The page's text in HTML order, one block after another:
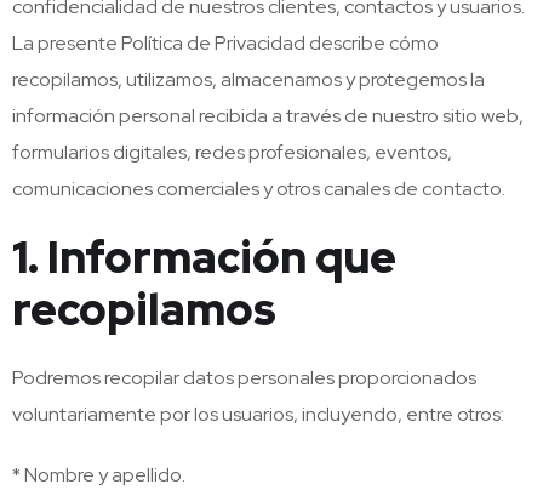
confidencialidad de nuestros clientes, contactos y usuarios.
La presente Política de Privacidad describe cómo
recopilamos, utilizamos, almacenamos y protegemos la
información personal recibida a través de nuestro sitio web,
formularios digitales, redes profesionales, eventos,
comunicaciones comerciales y otros canales de contacto.
1. Información que
recopilamos
Podremos recopilar datos personales proporcionados
voluntariamente por los usuarios, incluyendo, entre otros:
* Nombre y apellido.